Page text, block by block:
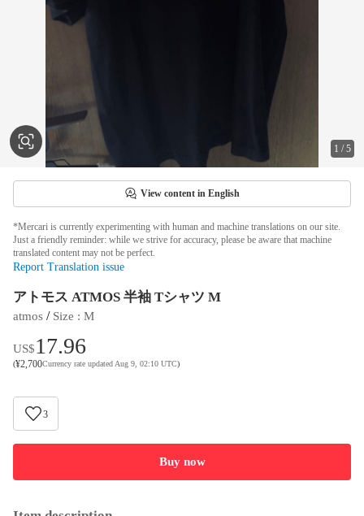
1 /5
View content in English
*Mercari is currently experimenting with human and machine translations on our site.
Just a friendly reminder: while we strive for accuracy, please be aware that machine
translated content may not be perfect.
Report Translation issue
アトモス ATMOS 半袖 Tシャツ M
atmos / Size : M
US$17.96
(¥2,700Currency rate updated Aug 9, 02:10 UTC)
3
Buy now